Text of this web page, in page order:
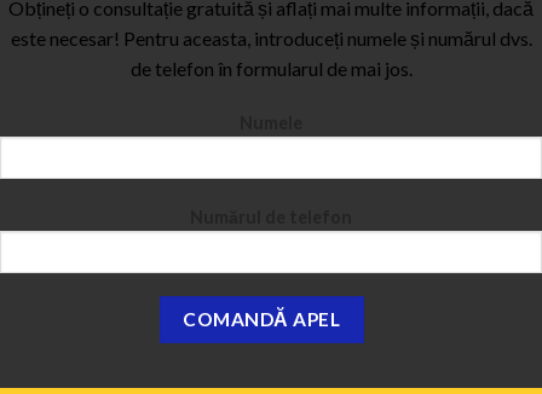
Obțineți o consultație gratuită și aflați mai multe informații, dacă
este necesar! Pentru aceasta, introduceți numele și numărul dvs.
de telefon în formularul de mai jos.